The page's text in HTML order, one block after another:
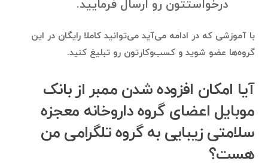
درخواستتون رو ارسال فرمایید.
با آموزشی که در ادامه می‌آید می‌توانید کاملا رایگان در این
گروه‌ها عضو شوید و کسب‌وکارتون رو تبلیغ کنید.
آیا امکان افزوده شدن ممبر از بانک
موبایل اعضای گروه داروخانه معجزه
سلامتی زیبایی به گروه تلگرامی من
هست؟